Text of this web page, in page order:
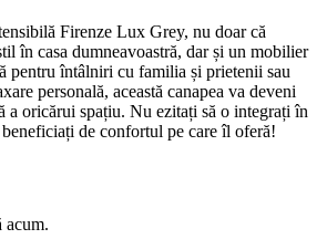
Firenze Lux Grey, nu doar că
în casa dumneavoastră, dar și un mobilier
pentru întâlniri cu familia și prietenii sau
personală, această canapea va deveni
a oricărui spațiu. Nu ezitați să o integrați în
de confortul pe care îl oferă!
acum.